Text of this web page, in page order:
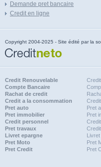
Demande pret bancaire
Credit en ligne
Copyright 2004-2025 - Site édité par la
Credit Renouvelable
Compte Bancaire
Rachat de credit
Credit a la consommation
Pret auto
Pret
Pret immobilier
Pret
Credit personnel
Pret travaux
Livret epargne
Livret
Pret Moto
Pret
Pret Credit
Pret